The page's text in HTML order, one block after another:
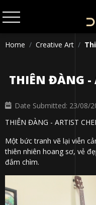
Home Creative Art
THIÊN ĐÀNG -
Date Submitted: 23/08/
THIÊN ĐÀNG - ARTIST
Một bức tranh vẽ lại viễn
thiên nhiên hoang sơ, vẻ
đắm chìm.